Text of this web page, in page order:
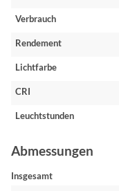
Verbrauch
Rendement
Lichtfarbe
CRI
Leuchtstunden
Abmessungen
Insgesamt